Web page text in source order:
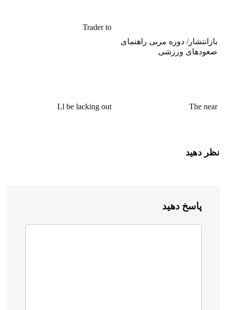
بازانتشار/ دوره مربی راهنمای
صعودهای ورزشی
Trader to
The near
Ll be lacking out
نظر دهید
پاسخ دهید